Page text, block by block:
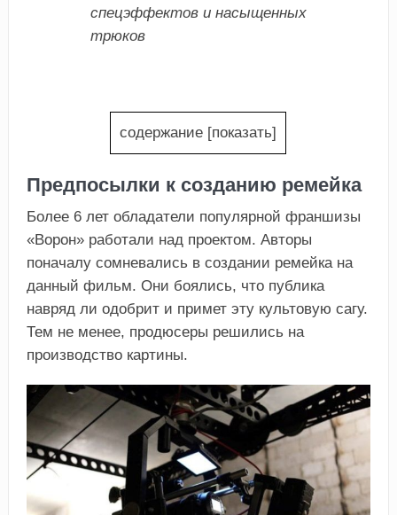
спецэффектов и насыщенных
трюков
содержание [показать]
Предпосылки к созданию ремейка
Более 6 лет обладатели популярной франшизы
«Ворон» работали над проектом. Авторы
поначалу сомневались в создании ремейка на
данный фильм. Они боялись, что публика
навряд ли одобрит и примет эту культовую сагу.
Тем не менее, продюсеры решились на
производство картины.